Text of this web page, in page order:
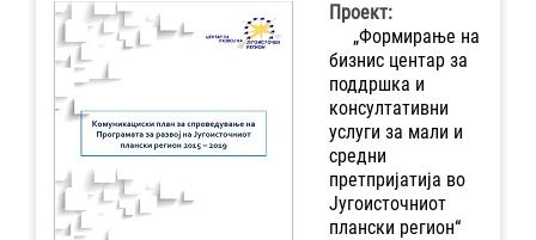
Проект:
„Формирање на
бизнис центар за
поддршка и
консултативни
услуги за мали и
средни
претпријатија во
Југоисточниот
плански регион“